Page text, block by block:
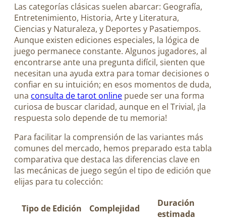
Las categorías clásicas suelen abarcar: Geografía,
Entretenimiento, Historia, Arte y Literatura,
Ciencias y Naturaleza, y Deportes y Pasatiempos.
Aunque existen ediciones especiales, la lógica de
juego permanece constante. Algunos jugadores, al
encontrarse ante una pregunta difícil, sienten que
necesitan una ayuda extra para tomar decisiones o
confiar en su intuición; en esos momentos de duda,
una consulta de tarot online puede ser una forma
curiosa de buscar claridad, aunque en el Trivial, ¡la
respuesta solo depende de tu memoria!
Para facilitar la comprensión de las variantes más
comunes del mercado, hemos preparado esta tabla
comparativa que destaca las diferencias clave en
las mecánicas de juego según el tipo de edición que
elijas para tu colección:
Tipo de Edición Complejidad
Duración
estimada